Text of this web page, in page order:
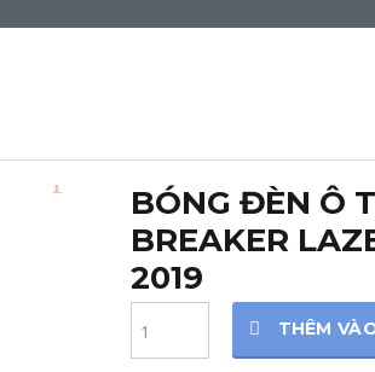
BÓNG ĐÈN Ô
BREAKER
2019
THÊM